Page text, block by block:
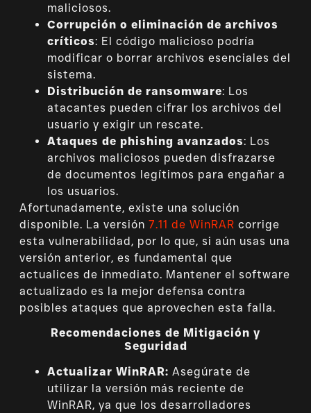
maliciosos.
Corrupción o eliminación de archivos
críticos: El código malicioso podría
modificar o borrar archivos esenciales del
sistema.
Distribución de ransomware: Los
atacantes pueden cifrar los archivos del
usuario y exigir un rescate.
Ataques de phishing avanzados: Los
archivos maliciosos pueden disfrazarse
de documentos legítimos para engañar a
los usuarios.
Afortunadamente, existe una solución
disponible. La versión7.11 de WinRAR corrige
esta vulnerabilidad, por lo que, si aún usas una
versión anterior, es fundamental que
actualices de inmediato. Mantener el software
actualizado es la mejor defensa contra
posibles ataques que aprovechen esta falla.
Recomendaciones de Mitigación y
Seguridad
Actualizar WinRAR: Asegúrate de
utilizar la versión más reciente de
WinRAR, ya que los desarrolladores